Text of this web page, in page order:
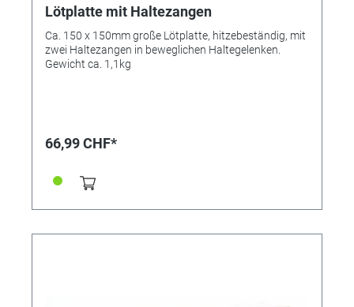
Lötplatte mit Haltezangen
Ca. 150 x 150mm große Lötplatte, hitzebeständig, mit
zwei Haltezangen in beweglichen Haltegelenken.
Gewicht ca. 1,1kg
66,99 CHF*